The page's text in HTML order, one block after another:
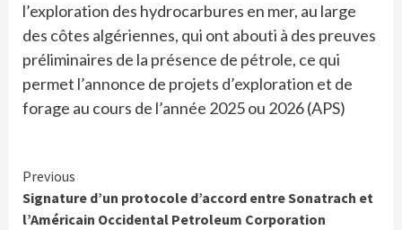
l’exploration des hydrocarbures en mer, au large
des côtes algériennes, qui ont abouti à des preuves
préliminaires de la présence de pétrole, ce qui
permet l’annonce de projets d’exploration et de
forage au cours de l’année 2025 ou 2026 (APS)
Continue
Reading
Previous
Signature d’un protocole d’accord entre Sonatrach et
l’Américain Occidental Petroleum Corporation